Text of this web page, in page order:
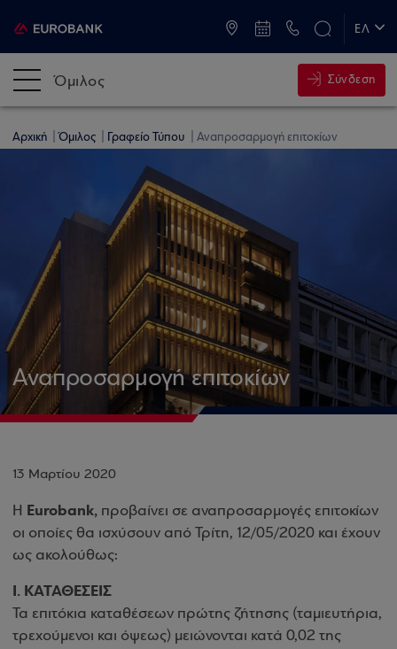
ΕΛ
Όμιλος Σύνδεση
Αρχική Όμιλος Γραφείο Τύπου Αναπροσαρμογή επιτοκίων
Αναπροσαρμογή επιτοκίων
13 Μαρτίου 2020
Η Eurobank, προβαίνει σε αναπροσαρμογές επιτοκίων
οι οποίες θα ισχύσουν από Τρίτη, 12/05/2020 και έχουν
ως ακολούθως:
I. ΚΑΤΑΘΕΣΕΙΣ
Τα επιτόκια καταθέσεων πρώτης ζήτησης (ταμιευτήρια,
τρεχούμενοι και όψεως) μειώνονται κατά 0,02 της